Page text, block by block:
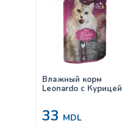
Влажный корм
Leonardo с Курицей
33 MDL